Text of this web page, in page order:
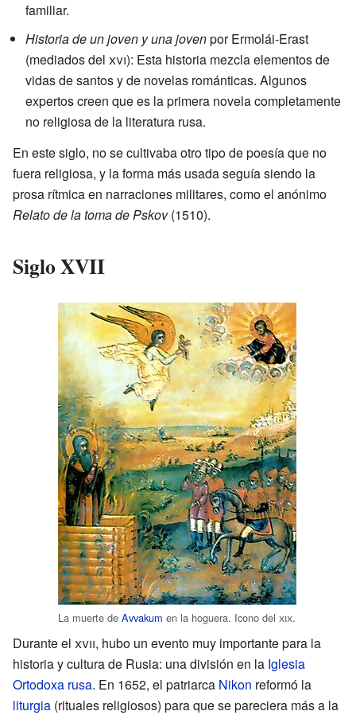
familiar.
Historia de un joven y una jovenpor Ermolái-Erast
(mediados del xvi): Esta historia mezcla elementos de
vidas de santos y de novelas románticas. Algunos
expertos creen que es la primera novela completamente
no religiosa de la literatura rusa.
En este siglo, no se cultivaba otro tipo de poesía que no
fuera religiosa, y la forma más usada seguía siendo la
prosa rítmica en narraciones militares, como el anónimo
Relato de la toma de Pskov(1510).
Siglo XVII
La muerte de Avvakum en la hoguera. Icono del xix.
Durante el xvii, hubo un evento muy importante para la
historia y cultura de Rusia: una división en la Iglesia
Ortodoxa rusa. En 1652, el patriarca Nikon reformó la
liturgia (rituales religiosos) para que se pareciera más a la